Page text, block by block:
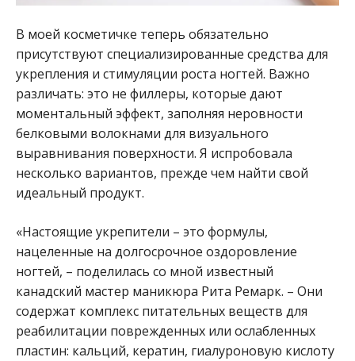
В моей косметичке теперь обязательно
присутствуют специализированные средства для
укрепления и стимуляции роста ногтей. Важно
различать: это не филлеры, которые дают
моментальный эффект, заполняя неровности
белковыми волокнами для визуального
выравнивания поверхности. Я испробовала
несколько вариантов, прежде чем найти свой
идеальный продукт.
«Настоящие укрепители – это формулы,
нацеленные на долгосрочное оздоровление
ногтей, – поделилась со мной известный
канадский мастер маникюра Рита Ремарк. – Они
содержат комплекс питательных веществ для
реабилитации поврежденных или ослабленных
пластин: кальций, кератин, гиалуроновую кислоту